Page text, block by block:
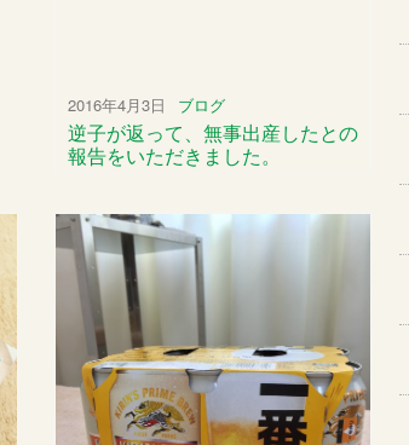
2016年4月3日 ブログ
逆子が返って、無事出産したとの
報告をいただきました。